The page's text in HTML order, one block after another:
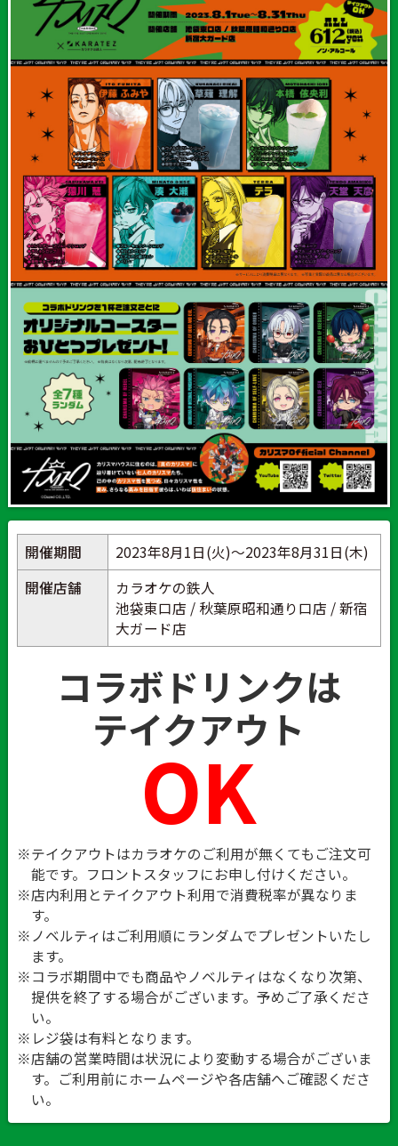
開催期間
2023年8月1日(火)～2023年8月31日(木)
開催店舗
カラオケの鉄人
池袋東口店 / 秋葉原昭和通り口店 / 新宿
大ガード店
コラボドリンクは
テイクアウト
OK
※テイクアウトはカラオケのご利用が無くてもご注文可
能です。 フロントスタッフにお申し付けください。
※店内利用とテイクアウト利用で消費税率が異なりま
す。
※ノベルティはご利用順にランダムでプレゼントいたし
ます。
※コラボ期間中でも商品やノベルティはなくなり次第、
提供を終了する場合がございます。予めご了承くださ
い。
※レジ袋は有料となります。
※店舗の営業時間は状況により変動する場合がございま
す。ご利用前にホームページや各店舗へご確認くださ
い。